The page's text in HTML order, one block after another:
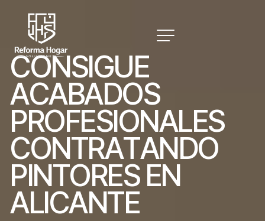
CONSIGUE
ACABADOS
PROFESIONALES
CONTRATANDO
PINTORES EN
ALICANTE